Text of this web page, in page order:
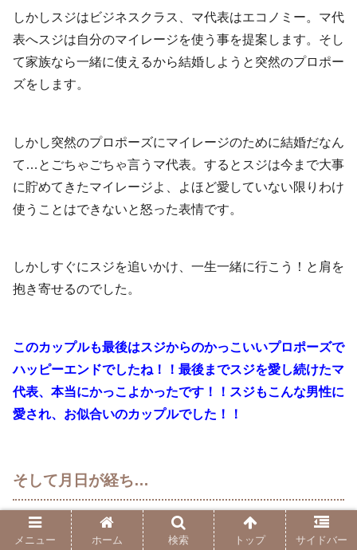
しかしスジはビジネスクラス、マ代表はエコノミー。マ代
表へスジは自分のマイレージを使う事を提案します。そし
て家族なら一緒に使えるから結婚しようと突然のプロポー
ズをします。
しかし突然のプロポーズにマイレージのために結婚だなん
て…とごちゃごちゃ言うマ代表。するとスジは今まで大事
に貯めてきたマイレージよ、よほど愛していない限りわけ
使うことはできないと怒った表情です。
しかしすぐにスジを追いかけ、一生一緒に行こう！と肩を
抱き寄せるのでした。
このカップルも最後はスジからのかっこいいプロポーズで
ハッピーエンドでしたね！！最後までスジを愛し続けたマ
代表、本当にかっこよかったです！！スジもこんな男性に
愛され、お似合いのカップルでした！！
そして月日が経ち…
メニュー ホーム 検索 トップ サイドバー